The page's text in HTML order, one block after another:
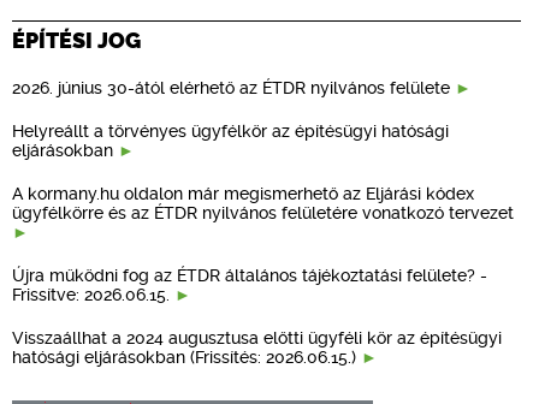
ÉPÍTÉSI JOG
2026. június 30-ától elérhető az ÉTDR nyilvános felülete
Helyreállt a törvényes ügyfélkör az építésügyi hatósági
eljárásokban
A kormany.hu oldalon már megismerhető az Eljárási kódex
ügyfélkörre és az ÉTDR nyilvános felületére vonatkozó tervezet
Újra működni fog az ÉTDR általános tájékoztatási felülete? -
Frissítve: 2026.06.15.
Visszaállhat a 2024 augusztusa előtti ügyféli kör az építésügyi
hatósági eljárásokban (Frissítés: 2026.06.15.)